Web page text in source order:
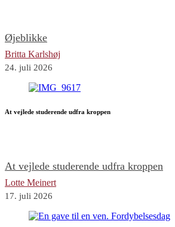
Øjeblikke
Britta Karlshøj
24. juli 2026
At vejlede studerende udfra kroppen
At vejlede studerende udfra kroppen
Lotte Meinert
17. juli 2026